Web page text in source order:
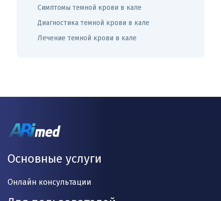
Симптомы темной крови в кале
Диагностика темной крови в кале
Лечение темной крови в кале
Основные услуги
Онлайн консультации